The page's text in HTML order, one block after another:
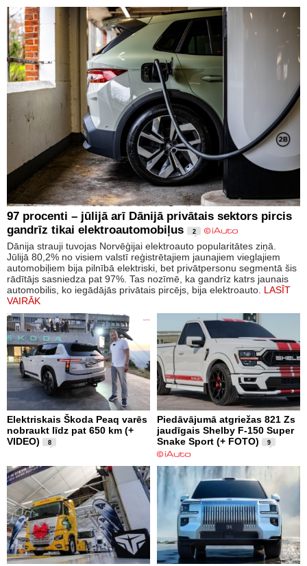
97 procenti – jūlijā arī Dānijā privātais sektors pircis
gandrīz tikai elektroautomobiļus
2
Dānija strauji tuvojas Norvēģijai elektroauto popularitātes ziņā.
Jūlijā 80,2% no visiem valstī reģistrētajiem jaunajiem vieglajiem
automobiļiem bija pilnībā elektriski, bet privātpersonu segmentā šis
rādītājs sasniedza pat 97%. Tas nozīmē, ka gandrīz katrs jaunais
automobilis, ko iegādājās privātais pircējs, bija elektroauto. LASĪT
VAIRĀK
Elektriskais Škoda Peaq varēs
nobraukt līdz pat 650 km (+
VIDEO)
8
Piedāvājumā atgriežas 821 Zs
jaudīgais Shelby F-150 Super
Snake Sport (+ FOTO)
9